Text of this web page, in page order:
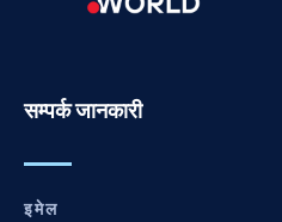
सम्पर्क जानकारी
इमेल